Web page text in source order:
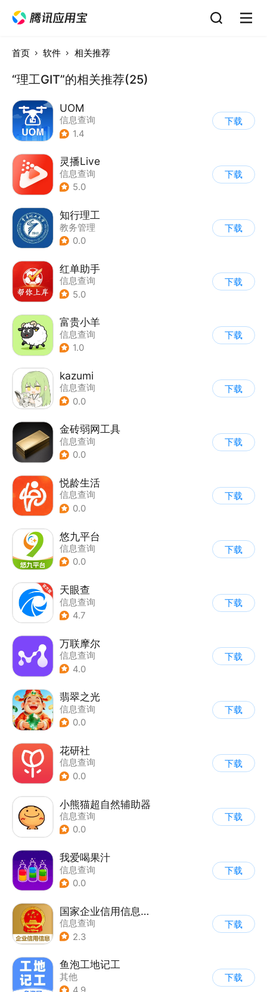
首页 软件 相关推荐
“理工GIT”的相关推荐(25)
UOM
信息查询
1.4
下载
灵播Live
信息查询
5.0
下载
知行理工
教务管理
0.0
下载
红单助手
信息查询
5.0
下载
富贵小羊
信息查询
1.0
下载
kazumi
信息查询
0.0
下载
金砖弱网工具
信息查询
0.0
下载
悦龄生活
信息查询
0.0
下载
悠九平台
信息查询
0.0
下载
天眼查
信息查询
4.7
下载
万联摩尔
信息查询
4.0
下载
翡翠之光
信息查询
0.0
下载
花研社
信息查询
0.0
下载
小熊猫超自然辅助器
信息查询
0.0
下载
我爱喝果汁
信息查询
0.0
下载
国家企业信用信息公示系统
信息查询
2.3
下载
鱼泡工地记工
其他
下载